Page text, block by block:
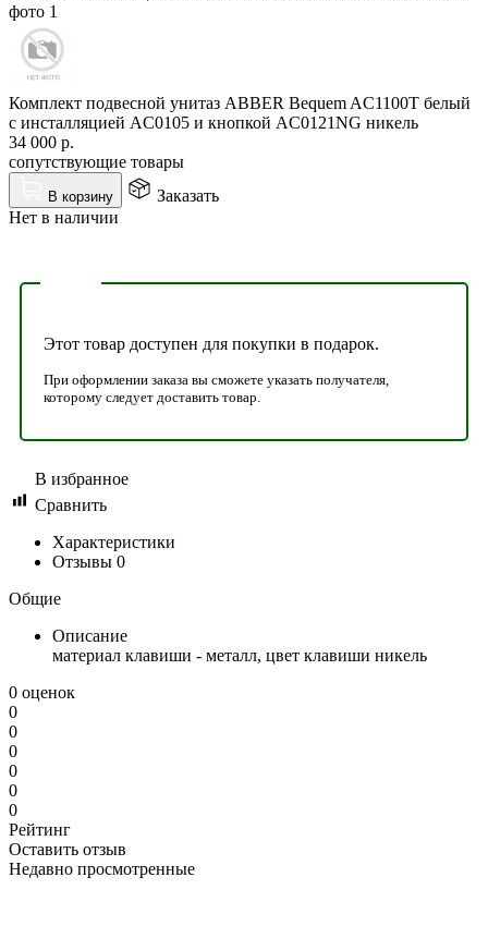
Комплект подвесной унитаз ABBER Bequem AC1100T белый
с инсталляцией AC0105 и кнопкой AC0121NG никель
34 000 р.
сопутствующие товары
В корзину
Заказать
Нет в наличии
Этот товар доступен для покупки в подарок.
При оформлении заказа вы сможете указать получателя,
которому следует доставить товар.
В избранное
Сравнить
Характеристики
Отзывы 0
Общие
Описание
материал клавиши - металл, цвет клавиши никель
0 оценок
0
0
0
0
0
0
Рейтинг
Оставить отзыв
Недавно просмотренные